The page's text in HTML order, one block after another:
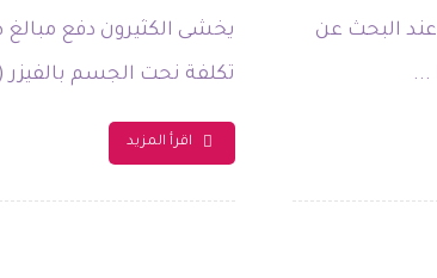
عند البحث عن يخشى الكثيرون دفع مبالغ
تكلفة نحت الجسم بالفيزر (Vaser ...
اقرأ المزيد